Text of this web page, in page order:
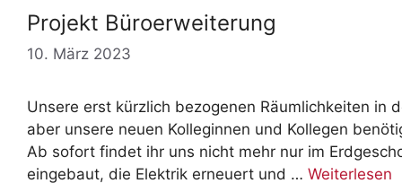
Projekt Büroerweiterung
10. März 2023
Unsere erst kürzlich bezogenen Räumlichkeiten in
aber unsere neuen Kolleginnen und Kollegen
Ab sofort findet ihr uns nicht mehr nur im
eingebaut, die Elektrik erneuert und … Weiterlesen